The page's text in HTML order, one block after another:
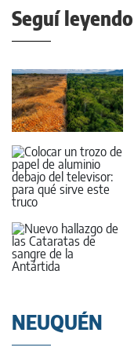
Seguí leyendo
NEUQUÉN